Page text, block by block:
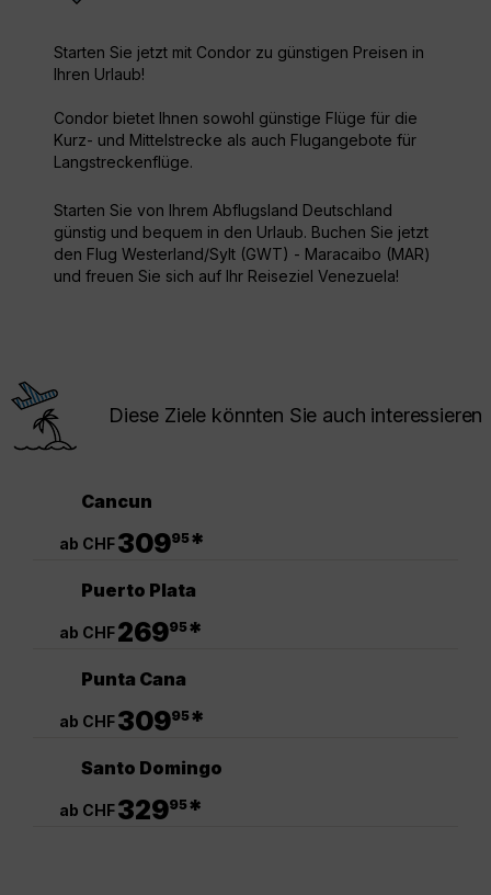
Starten Sie jetzt mit Condor zu günstigen Preisen in
Ihren Urlaub!
Condor bietet Ihnen sowohl günstige Flüge für die
Kurz- und Mittelstrecke als auch Flugangebote für
Langstreckenflüge.
Starten Sie von Ihrem Abflugsland Deutschland
günstig und bequem in den Urlaub. Buchen Sie jetzt
den Flug Westerland/Sylt (GWT) - Maracaibo (MAR)
und freuen Sie sich auf Ihr Reiseziel Venezuela!
Diese Ziele könnten Sie auch interessieren
Cancun
ab CHF30995*
Puerto Plata
ab CHF26995*
Punta Cana
ab CHF30995*
Santo Domingo
ab CHF32995*